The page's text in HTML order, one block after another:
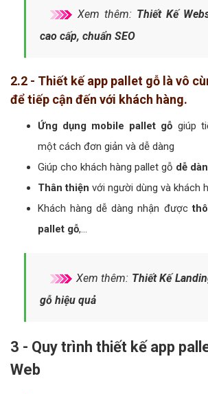
Xem thêm: Thiết Kế
cao cấp, chuẩn SEO
2.2 - Thiết kế app pallet gỗ là vô
để tiếp cận đến với khách hàng.
Ứng dụng mobile pallet gỗ giúp
một cách đơn giản và dễ dàng
Giúp cho khách hàng pallet gỗ dễ
Thân thiện với người dùng và khách
Khách hàng dễ dàng nhận được
pallet gỗ,…
Xem thêm: Thiết Kế
gỗ hiệu quả
3 - Quy trình thiết kế app
Web